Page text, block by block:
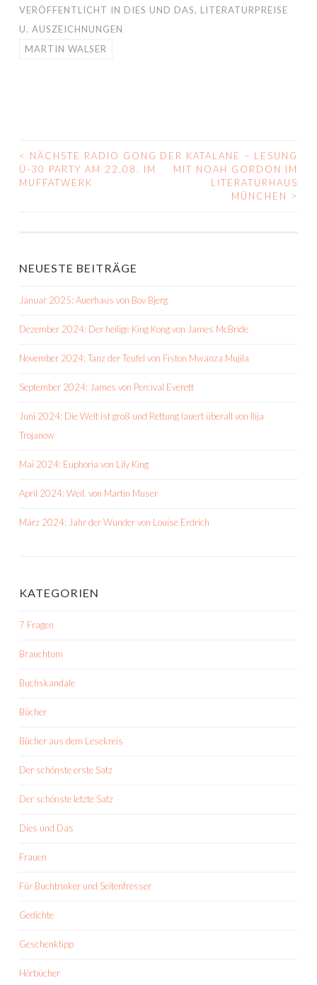
VERÖFFENTLICHT IN DIES UND DAS, LITERATURPREISE
U. AUSZEICHNUNGEN
MARTIN WALSER
BEITRAGS-
NAVIGATION
<
NÄCHSTE RADIO GONG
Ü-30 PARTY AM 22.08. IM
MUFFATWERK
DER KATALANE – LESUNG
MIT NOAH GORDON IM
LITERATURHAUS
MÜNCHEN
>
NEUESTE BEITRÄGE
Januar 2025: Auerhaus von Bov Bjerg
Dezember 2024: Der heilige King Kong von James McBride
November 2024: Tanz der Teufel von Fiston Mwanza Mujila
September 2024: James von Percival Everett
Juni 2024: Die Welt ist groß und Rettung lauert überall von Ilija
Trojanow
Mai 2024: Euphoria von Lily King
April 2024: Weil. von Martin Muser
März 2024: Jahr der Wunder von Louise Erdrich
KATEGORIEN
7 Fragen
Brauchtum
Buchskandale
Bücher
Bücher aus dem Lesekreis
Der schönste erste Satz
Der schönste letzte Satz
Dies und Das
Frauen
Für Buchtrinker und Seitenfresser
Gedichte
Geschenktipp
Hörbücher